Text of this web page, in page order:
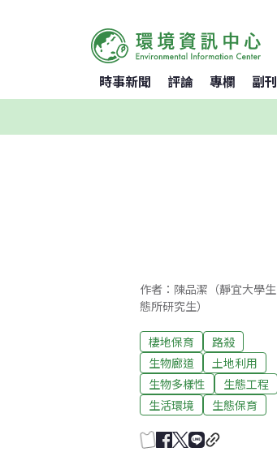
時事新聞 評論 專欄 副刊
作者：陳品潔（靜宜大學生
態所研究生）
棲地保育
路殺
生物廊道
土地利用
生物多樣性
生態工程
生活環境
生態保育